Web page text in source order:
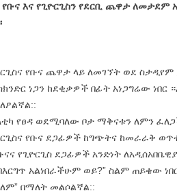
የቡና እና የጊዮርጊስን የደርቢ ጨዋታ
የቡና ጨዋታ ላይ ለመገኘት ወደ ስታዲየም
ነጋን ከደቂቃዎች በፊት አነጋግሬው ነበር
የፀዳ ወደሚባለው ቦታ ማቅናቱን ለምን
የቡና ደጋፊዎች ከግጭትና ከመራራቅ
የጊዮርጊስ ደጋፊዎች አንድነት
አልነበራችሁም ወይ?” ስልም ጠይቄው
በማለት መልሶልኛል::